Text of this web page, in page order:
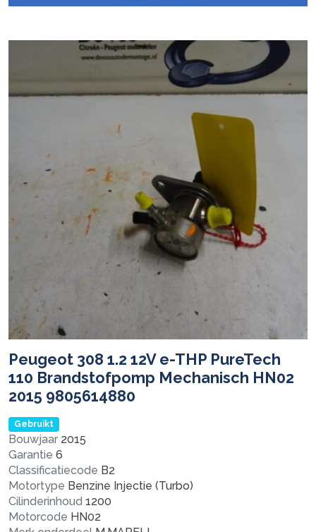
Peugeot 308 1.2 12V e-THP PureTech
110 Brandstofpomp Mechanisch HN02
2015 9805614880
Gebruikt
Bouwjaar 2015
Garantie 6
Classificatiecode B2
Motortype Benzine Injectie (Turbo)
Cilinderinhoud 1200
Motorcode HN02